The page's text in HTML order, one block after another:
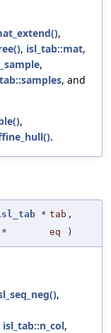
,
, isl_tab::mat,
,
, and
,
.
* tab ,
* eq )
,
isl_tab::n_col,